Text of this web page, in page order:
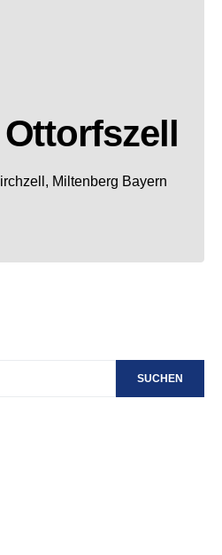
Miltenberg Bayern
SUCHEN